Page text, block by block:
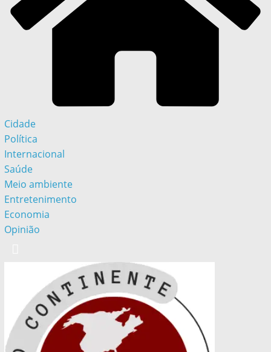
Cidade
Política
Internacional
Saúde
Meio ambiente
Entretenimento
Economia
Opinião